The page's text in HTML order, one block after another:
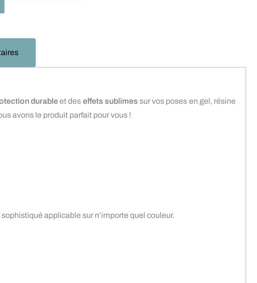
durableet des effets sublimes sur vos poses en gel, résine
avons le produit parfait pour vous !
applicable sur n’importe quel couleur.